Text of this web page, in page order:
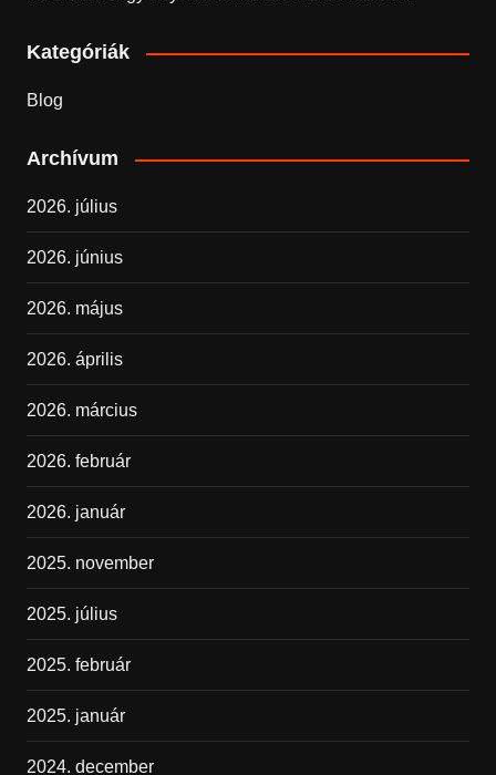
Kategóriák
Blog
Archívum
2026. július
2026. június
2026. május
2026. április
2026. március
2026. február
2026. január
2025. november
2025. július
2025. február
2025. január
2024. december